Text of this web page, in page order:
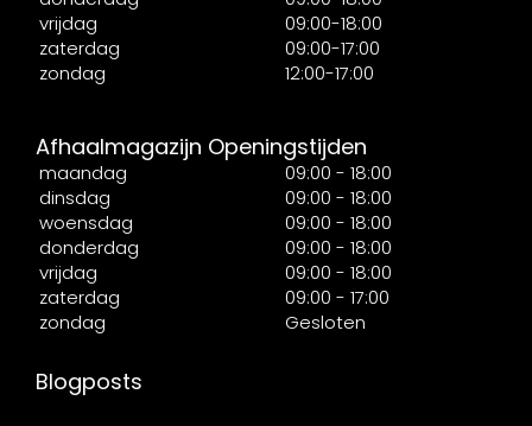
vrijdag
09:00-18:00
zaterdag
09:00-17:00
zondag
12:00-17:00
Afhaalmagazijn Openingstijden
maandag
09:00 - 18:00
dinsdag
09:00 - 18:00
woensdag
09:00 - 18:00
donderdag
09:00 - 18:00
vrijdag
09:00 - 18:00
zaterdag
09:00 - 17:00
zondag
Gesloten
Blogposts